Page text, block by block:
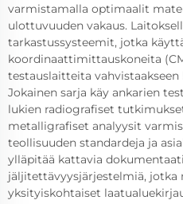
varmistamalla optimaalit
ulottuvuuden vakaus.
tarkastussysteemit, jotka
koordinaattimittauskoneita
testauslaitteita
Jokainen sarja käy ankarien
lukien radiografiset
metalligrafiset analyysit
teollisuuden standardeja ja
ylläpitää kattavia
jäljitettävyysjärjestelmiä, jotka
yksityiskohtaiset